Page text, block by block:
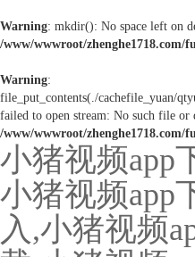
Warning: mkdir(): No space left on
/www/wwwroot/zhenghe1718.com/
Warning:
file_put_contents(./cachefile_yuan/
failed to open stream: No such file or
/www/wwwroot/zhenghe1718.com/
小猪视频app
小猪视频app
入,小猪视频